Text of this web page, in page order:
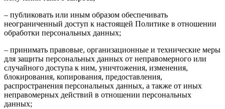
– публиковать или иным образом обеспечивать
неограниченный доступ к настоящей Политике в отношении
обработки персональных данных;
– принимать правовые, организационные и технические меры
для защиты персональных данных от неправомерного или
случайного доступа к ним, уничтожения, изменения,
блокирования, копирования, предоставления,
распространения персональных данных, а также от иных
неправомерных действий в отношении персональных
данных;